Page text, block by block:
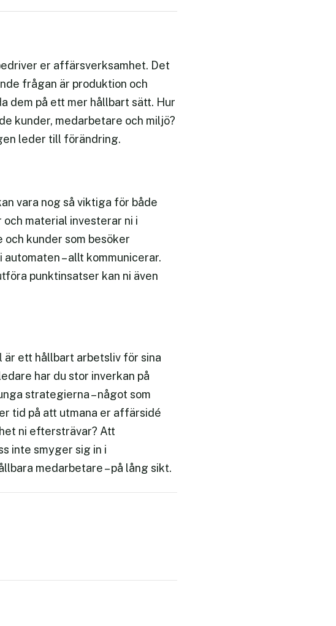
er affärsverksamhet. Det
frågan är produktion och
dem på ett mer hållbart sätt. Hur
kunder, medarbetare och miljö?
leder till förändring.
vara nog så viktiga för både
material investerar ni i
kunder som besöker
– allt kommunicerar.
punktinsatser kan ni även
är ett hållbart arbetsliv för sina
har du stor inverkan på
strategierna – något som
tid på att utmana er affärsidé
ni eftersträvar? Att
inte smyger sig in i
medarbetare – på lång sikt.